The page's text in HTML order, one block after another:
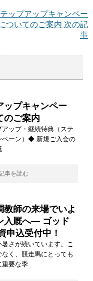
ップアップキャンペー
ついてのご案内 次の記
事
ップキャンペー
のご案内
ップ・継続特典（ステ
ペーン）◆ 新規ご入会の
事を読む
教師の来場でいよ
入厩へ― ゴッド
申込受付中！
さが続いています。こ
く、競走馬にとっても
重要な季